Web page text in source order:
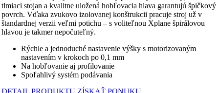
tlmiaci stojan a kvalitne uložená hobľovacia hlava garantujú špičkový
povrch. Vďaka zvukovo izolovanej konštrukcii pracuje stroj už v
štandardnej verzii veľmi potichu – s voliteľnou Xplane špirálovou
hlavou je takmer nepočuteľný.
Rýchle a jednoduché nastavenie výšky s motorizovaným
nastavením v krokoch po 0,1 mm
Na hobľovanie aj profilovanie
Spoľahlivý systém podávania
DETAIL PRODUKTU ZÍSKAŤ PONUKU